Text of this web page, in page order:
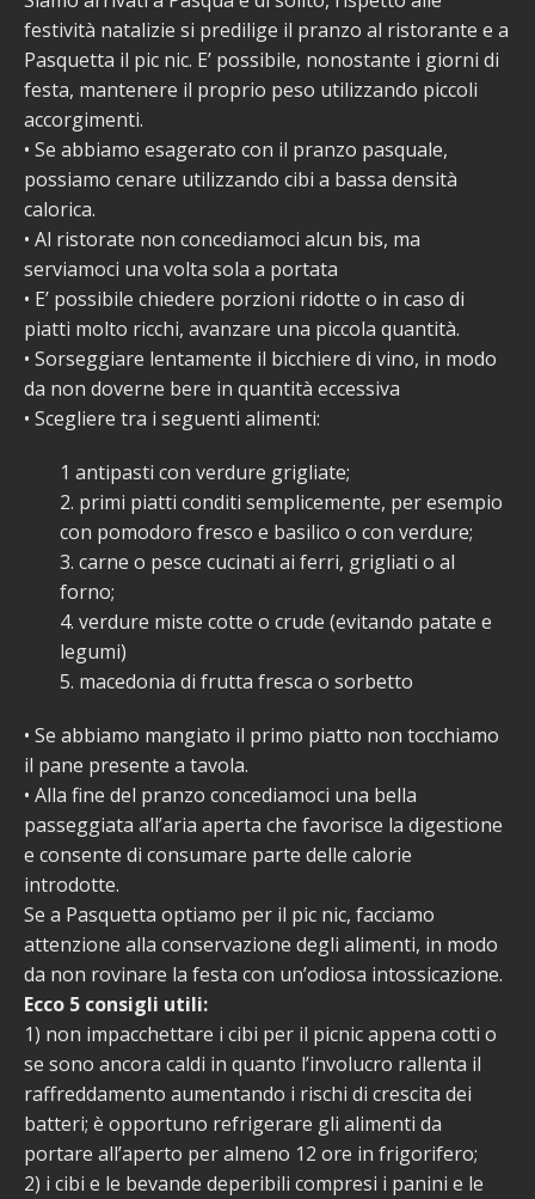
festività natalizie si predilige il pranzo al ristorante e a
Pasquetta il pic nic. E’ possibile, nonostante i giorni di
festa, mantenere il proprio peso utilizzando piccoli
accorgimenti.
• Se abbiamo esagerato con il pranzo pasquale,
possiamo cenare utilizzando cibi a bassa densità
calorica.
• Al ristorate non concediamoci alcun bis, ma
serviamoci una volta sola a portata
• E’ possibile chiedere porzioni ridotte o in caso di
piatti molto ricchi, avanzare una piccola quantità.
• Sorseggiare lentamente il bicchiere di vino, in modo
da non doverne bere in quantità eccessiva
• Scegliere tra i seguenti alimenti:
1 antipasti con verdure grigliate;
2. primi piatti conditi semplicemente, per esempio
con pomodoro fresco e basilico o con verdure;
3. carne o pesce cucinati ai ferri, grigliati o al
forno;
4. verdure miste cotte o crude (evitando patate e
legumi)
5. macedonia di frutta fresca o sorbetto
• Se abbiamo mangiato il primo piatto non tocchiamo
il pane presente a tavola.
• Alla fine del pranzo concediamoci una bella
passeggiata all’aria aperta che favorisce la digestione
e consente di consumare parte delle calorie
introdotte.
Se a Pasquetta optiamo per il pic nic, facciamo
attenzione alla conservazione degli alimenti, in modo
da non rovinare la festa con un’odiosa intossicazione.
Ecco 5 consigli utili:
1) non impacchettare i cibi per il picnic appena cotti o
se sono ancora caldi in quanto l’involucro rallenta il
raffreddamento aumentando i rischi di crescita dei
batteri; è opportuno refrigerare gli alimenti da
portare all’aperto per almeno 12 ore in frigorifero;
2) i cibi e le bevande deperibili compresi i panini e le